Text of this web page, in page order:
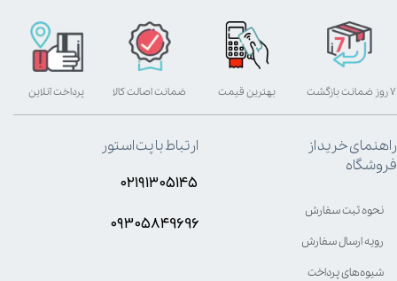
بهترین قیمت پرداخت آنلاین ۷ روز ضمانت بازگشت ضمانت اصالت کالا
راهنمای خرید از
فروشگاه
نحوه ثبت سفارش
رویه ارسال سفارش
شیوه‌های پرداخت
ارتباط با پت استور
۰۲۱۹۱۳۰۵۱۴۵
۰۹۳۰۵8۴9696